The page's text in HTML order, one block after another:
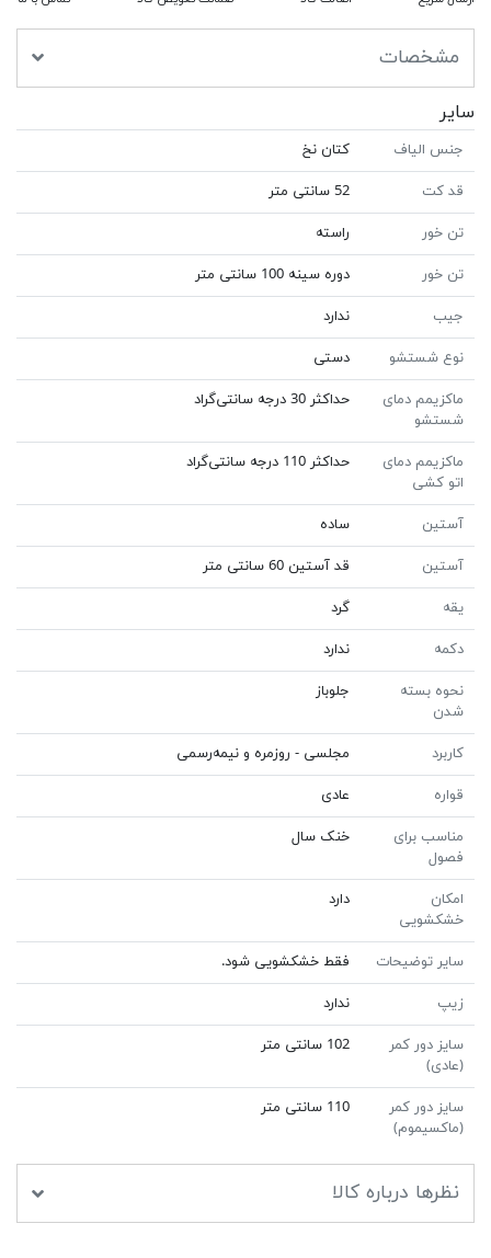
مشخصات
سایر
جنس الیاف کتان نخ
قد کت 52 سانتی متر
تن خور راسته
تن خور دوره سینه 100 سانتی متر
جیب ندارد
نوع شستشو دستی
ماکزیمم دمای
شستشو
حداکثر 30 درجه سانتی‌گراد
ماکزیمم دمای
اتو کشی
حداکثر 110 درجه سانتی‌گراد
آستین ساده
آستین قد آستین 60 سانتی متر
یقه گرد
دکمه ندارد
نحوه بسته
شدن
جلوباز
کاربرد مجلسی - روزمره و نیمه‌رسمی
قواره عادی
مناسب برای
فصول
خنک سال
امکان
خشکشویی
دارد
سایر توضیحات فقط خشکشویی شود.
زیپ ندارد
سایز دور کمر
(عادی)
102 سانتی متر
سایز دور کمر
(ماکسیموم)
110 سانتی متر
نظرها درباره کالا